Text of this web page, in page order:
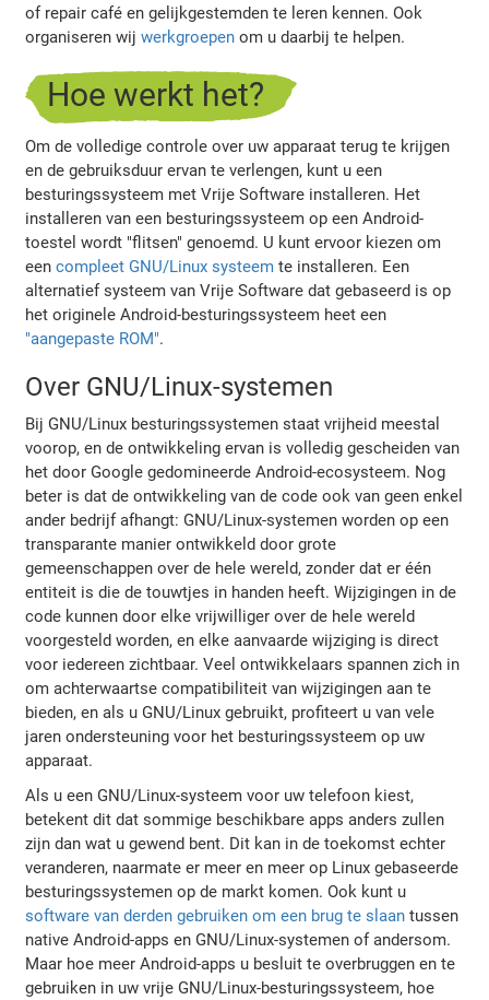
of repair café en gelijkgestemden te leren kennen. Ook
organiseren wijwerkgroepen om u daarbij te helpen.
Hoe werkt het?
Om de volledige controle over uw apparaat terug te krijgen
en de gebruiksduur ervan te verlengen, kunt u een
besturingssysteem met Vrije Software installeren. Het
installeren van een besturingssysteem op een Android-
toestel wordt "flitsen" genoemd. U kunt ervoor kiezen om
eencompleet GNU/Linux systeem te installeren. Een
alternatief systeem van Vrije Software dat gebaseerd is op
het originele Android-besturingssysteem heet een
"aangepaste ROM".
Over GNU/Linux-systemen
Bij GNU/Linux besturingssystemen staat vrijheid meestal
voorop, en de ontwikkeling ervan is volledig gescheiden van
het door Google gedomineerde Android-ecosysteem. Nog
beter is dat de ontwikkeling van de code ook van geen enkel
ander bedrijf afhangt: GNU/Linux-systemen worden op een
transparante manier ontwikkeld door grote
gemeenschappen over de hele wereld, zonder dat er één
entiteit is die de touwtjes in handen heeft. Wijzigingen in de
code kunnen door elke vrijwilliger over de hele wereld
voorgesteld worden, en elke aanvaarde wijziging is direct
voor iedereen zichtbaar. Veel ontwikkelaars spannen zich in
om achterwaartse compatibiliteit van wijzigingen aan te
bieden, en als u GNU/Linux gebruikt, profiteert u van vele
jaren ondersteuning voor het besturingssysteem op uw
apparaat.
Als u een GNU/Linux-systeem voor uw telefoon kiest,
betekent dit dat sommige beschikbare apps anders zullen
zijn dan wat u gewend bent. Dit kan in de toekomst echter
veranderen, naarmate er meer en meer op Linux gebaseerde
besturingssystemen op de markt komen. Ook kunt u
software van derden gebruiken om een brug te slaan tussen
native Android-apps en GNU/Linux-systemen of andersom.
Maar hoe meer Android-apps u besluit te overbruggen en te
gebruiken in uw vrije GNU/Linux-besturingssysteem, hoe